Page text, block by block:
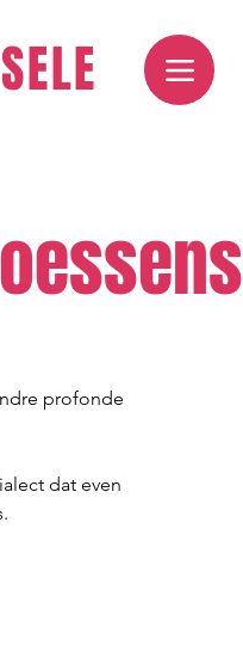
profonde
dat even